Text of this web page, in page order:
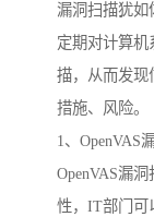
漏洞扫描犹
定期对计算机
描，从而发现
措施、风险。
1、OpenVAS
OpenVAS漏
性，IT部门可